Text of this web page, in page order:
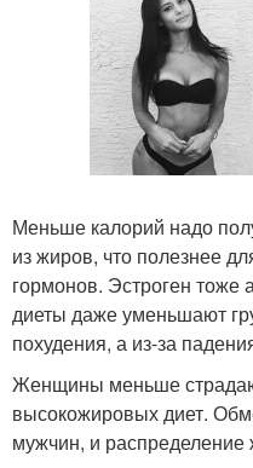
Меньше калорий надо
из жиров, что полезнее
гормонов. Эстроген
диеты даже уменьшают
похудения, а из-за
Женщины меньше
высокожировых диет.
мужчин, и